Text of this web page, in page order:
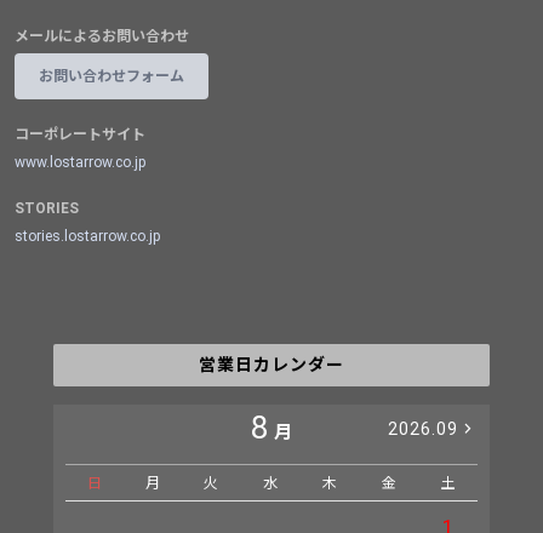
メールによるお問い合わせ
お問い合わせフォーム
コーポレートサイト
www.lostarrow.co.jp
STORIES
stories.lostarrow.co.jp
営業日カレンダー
8 月 2026.09
日 月 火 水 木 金 土
1